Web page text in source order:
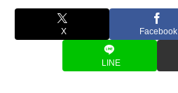
X Facebook
LINE